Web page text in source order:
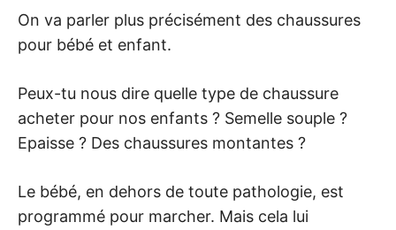
On va parler plus précisément des chaussures
pour bébé et enfant.
Peux-tu nous dire quelle type de chaussure
acheter pour nos enfants ? Semelle souple ?
Epaisse ? Des chaussures montantes ?
Le bébé, en dehors de toute pathologie, est
programmé pour marcher. Mais cela lui